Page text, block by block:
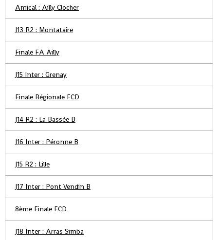
Amical : Ailly Clocher
J13 R2 : Montataire
Finale FA Ailly
J15 Inter : Grenay
Finale Régionale FCD
J14 R2 : La Bassée B
J16 Inter : Péronne B
J15 R2 : Lille
J17 Inter : Pont Vendin B
8ème Finale FCD
J18 Inter : Arras Simba